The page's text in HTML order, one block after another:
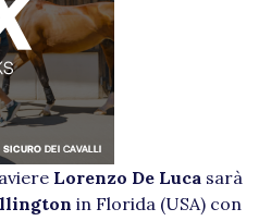
Lorenzo De Luca sarà
in Florida (USA) con